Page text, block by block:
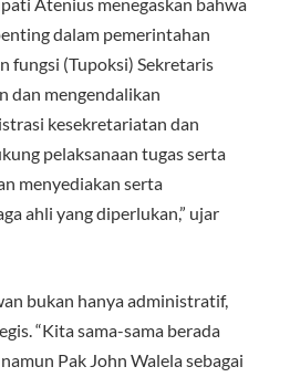
Atenius menegaskan bahwa
dalam pemerintahan
fungsi (Tupoksi) Sekretaris
dan mengendalikan
kesekretariatan dan
pelaksanaan tugas serta
menyediakan serta
ahli yang diperlukan,” ujar
bukan hanya administratif,
“Kita sama-sama berada
Pak John Walela sebagai